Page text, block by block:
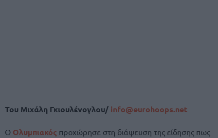
Του Μιχάλη Γκιουλένογλου/ info@eurohoops.net
Ο Ολυμπιακός προχώρησε στη διάψευση της είδησης πως